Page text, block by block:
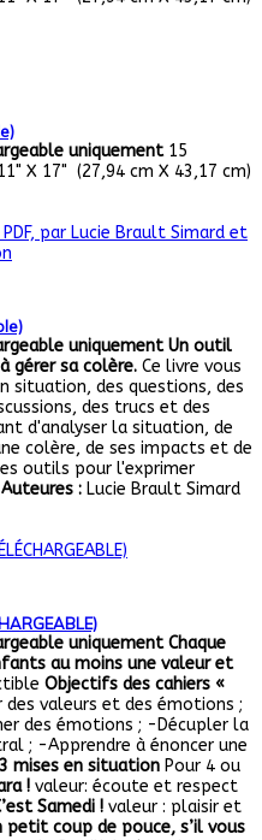
uniquement15
X 17" (27,94 cm X 43,17 cm)
uniquement Un outil
gérer sa colère. Ce livre vous
situation, des questions, des
des trucs et des
d'analyser la situation, de
colère, de ses impacts et de
outils pour l'exprimer
Auteures : Lucie Brault Simard
uniquement Chaque
au moins une valeur et
Objectifs des cahiers «
des valeurs et des émotions ;
des émotions ; -Décupler la
; -Apprendre à énoncer une
3 mises en situation Pour 4 ou
! valeur: écoute et respect
Samedi ! valeur : plaisir et
petit coup de pouce, s’il vous